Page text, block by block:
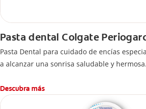
Pasta dental Colgate
Pasta Dental para cuidado de encías
a alcanzar una sonrisa saludable y hermosa.
Descubra más